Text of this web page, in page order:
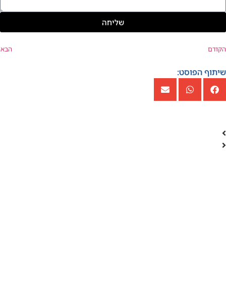
שליחה
הקודם הבא
שיתוף הפוסט: